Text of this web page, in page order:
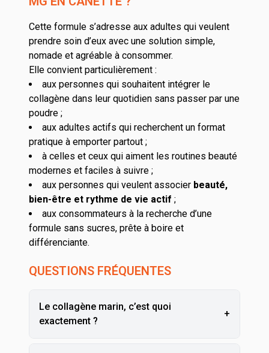
Cette formule s’adresse aux adultes qui veulent
prendre soin d’eux avec une solution simple,
nomade et agréable à consommer.
Elle convient particulièrement :
aux personnes qui souhaitent intégrer le
collagène dans leur quotidien sans passer par une
poudre ;
aux adultes actifs qui recherchent un format
pratique à emporter partout ;
à celles et ceux qui aiment les routines beauté
modernes et faciles à suivre ;
aux personnes qui veulent associer beauté,
bien-être et rythme de vie actif ;
aux consommateurs à la recherche d’une
formule sans sucres, prête à boire et
différenciante.
QUESTIONS FRÉQUENTES
Le collagène marin, c’est quoi
exactement ?
+